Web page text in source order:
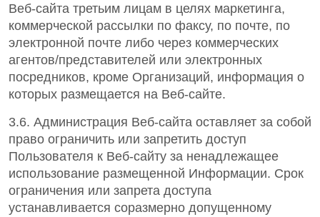
Веб-сайта третьим лицам в целях маркетинга,
коммерческой рассылки по факсу, по почте, по
электронной почте либо через коммерческих
агентов/представителей или электронных
посредников, кроме Организаций, информация о
которых размещается на Веб-сайте.
3.6. Администрация Веб-сайта оставляет за собой
право ограничить или запретить доступ
Пользователя к Веб-сайту за ненадлежащее
использование размещенной Информации. Срок
ограничения или запрета доступа
устанавливается соразмерно допущенному